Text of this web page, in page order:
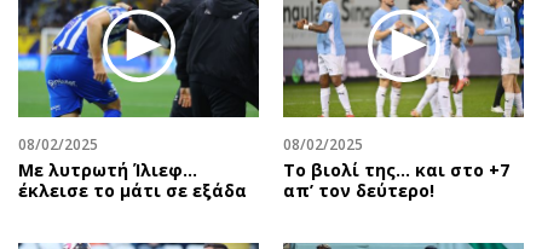
08/02/2025
Με λυτρωτή Ίλιεφ…
έκλεισε το μάτι σε εξάδα
08/02/2025
Το βιολί της… και στο +7
απ’ τον δεύτερο!